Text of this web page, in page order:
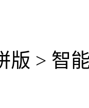
版 > 智